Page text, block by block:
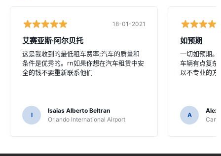
18-01-2021
艾赛亚斯·阿尔贝托
这是我收到的最低租车费率;汽车的质量和
条件是优秀的。rn如果你想在汽车租赁中安
全的钱不要重新联系他们
I
Isaias Alberto Beltran
Orlando International Airport
如预期
一切如预期
车辆有点复杂
以不专业的方
A
Alex